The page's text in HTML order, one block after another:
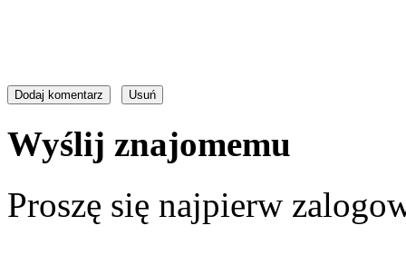
Wyślij znajomemu
Proszę się najpierw